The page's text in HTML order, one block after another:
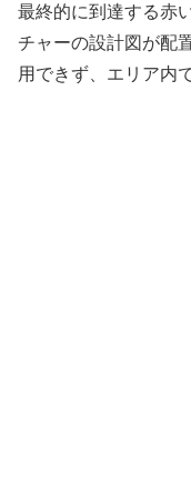
最終的に到達する赤
チャーの設計図が配
用できず、エリア内